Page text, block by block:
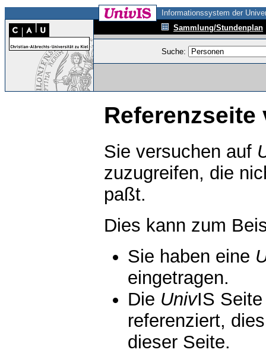
Informationssystem der
Sammlung/Stundenplan
Suche:
Referenzseite
Sie versuchen auf
zuzugreifen, die
paßt.
Dies kann zum
Sie haben eine
eingetragen.
Die UnivIS
referenziert,
dieser Seite.